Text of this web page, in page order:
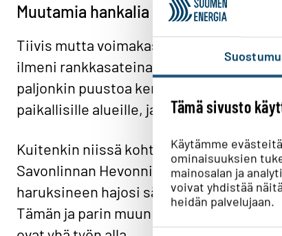
Tämä sivusto
Käytämme
ominaisuuksien
mainosalan ja
voivat yhdistää
heidän palvelujaan.
Muutamia hankalia vikapaikkoja
Tiivis mutta voimakas ukkosrintama ylitti
ilmeni rankkasateina, ukkosena ja
paljonkin puustoa kerralla. Kaikeksi
paikallisille alueille, ja sähköttömiä oli
Kuitenkin niissä kohteissa joihin
Savonlinnan Hevonniemessä
haruksineen hajosi säpäleiksi ja
Tämän ja parin muun hankalan